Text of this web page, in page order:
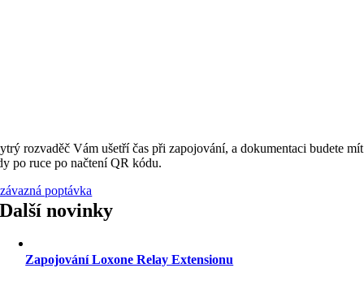
rozvaděč Vám ušetří čas při zapojování, a dokumentaci budete mít
po ruce po načtení QR kódu.
poptávka
Další novinky
Zapojování Loxone Relay Extensionu